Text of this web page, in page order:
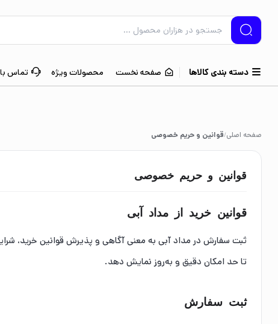
دسته بندی کالاها صفحه نخست محصولات ویژه تماس
صفحه اصلی/قوانین و حریم خصوصی
قوانین و حریم خصوصی
قوانین خرید از مداد آبی
ثبت سفارش در مداد آبی به معنی آگاهی و پذیرش قوانین خرید،
تا حد امکان دقیق و به‌روز نمایش دهد.
ثبت سفارش